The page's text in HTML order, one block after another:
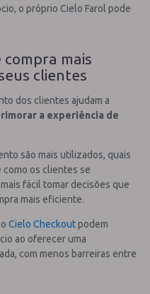
o próprio Cielo Farol pode
mais
clientes
dos clientes ajudam a
a experiência de
são mais utilizados, quais
como os clientes se
fácil tomar decisões que
mais eficiente.
Cielo Checkoutpodem
ao oferecer uma
com menos barreiras entre